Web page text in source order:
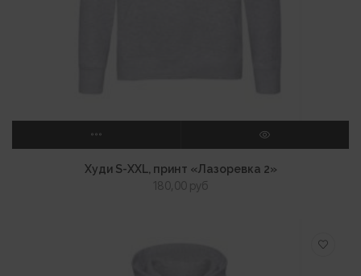
ВЫБЕРИТЕ ПАРАМЕТРЫ
Худи S-XXL, принт «Лазоревка 2»
180,00 руб